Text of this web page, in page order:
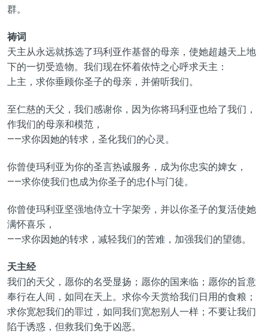
群。
祷词
天主从永远就拣选了玛利亚作基督的母亲，使她超越天上地
下的一切受造物。我们现在怀着依恃之心呼求天主：
上主，求你垂顾你圣子的母亲，并俯听我们。
至仁慈的天父，我们感谢你，因为你将玛利亚也给了我们，
作我们的母亲和模范，
——求你因她的转求，圣化我们的心灵。
你曾使玛利亚为你的圣言热诚服务，成为你忠实的婢女，
——求你使我们也成为你圣子的忠仆与门徒。
你曾使玛利亚坚强地侍立十字架旁，并以你圣子的复活使她
满怀喜乐，
——求你因她的转求，减轻我们的苦难，加强我们的望德。
天主经
我们的天父，愿你的名受显扬；愿你的国来临；愿你的旨意
奉行在人间，如同在天上。求你今天赏给我们日用的食粮；
求你宽恕我们的罪过，如同我们宽恕别人一样；不要让我们
陷于诱惑，但救我们免于凶恶。